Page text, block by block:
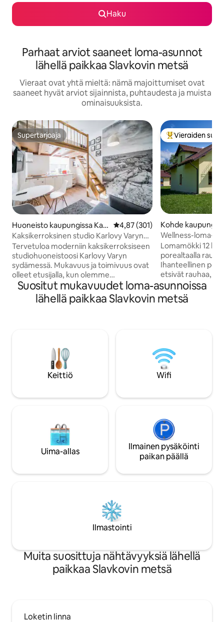
Haku
Parhaat arviot saaneet loma-asunnot
lähellä paikkaa Slavkovin metsä
Vieraat ovat yhtä mieltä: nämä majoittumiset ovat
saaneet hyvät arviot sijainnista, puhtaudesta ja muista
ominaisuuksista.
Supertarjoaja
Supertarjoaja
Huoneisto kaupungissa Karl
ovy Vary
Keskimääräinen arvio 4,87/5,
4,87 (301)
Kaksikerroksinen studio Karlovy Varyn
keskustassa
Tervetuloa moderniin kaksikerroksiseen
studiohuoneistoosi Karlovy Varyn
sydämessä. Mukavuus ja toimivuus ovat
olleet etusijalla, kun olemme
suunnitelleet kaksikerroksiset
huoneistomme. Niissä on tyylikäs
kaksikerroksinen pohjaratkaisu, joka luo
on täysin varustettu keittiö, mukava
makuutila, nopea Wi-Fi, älytelevisio
Netflixillä, Apple TV ja huolellisesti valitut
sisustuselementit, joiden ansiosta
Huoneistot sijaitsevat Karlovy Varyn
kahviloista, ravintoloista ja paikallisista
nähtävyyksistä. Ne tarjoavat kuitenkin
rauhallisen ja rentouttavan tilan, jossa voi
levätä kaupungin tutkimisen jälkeen.
kontaktittoman
täysin joustavasti. Tiimimme on aina
tavoitettavissa verkossa ja auttaa
mielellään suositusten, kysymysten tai
muiden asioiden suhteen, joita saatat
nämä tilat kiinnittäen huomiota
jokaiseen yksityiskohtaan, jotta
majoittumisesi olisi mukava, rentouttava
Vieraiden
Vieraiden
Kohde
e
Wellness-loma-
MRNULAND
Lomamökki 12
porealtaalla
Ihanteellinen
etsivät rauhaa,
elämyksiä. 4
täysin varusteltu
jossa on takka.
on
pallopelikenttä
rentoutumiseen.
tontilla talon
Suositut mukavuudet loma-asunnoissa
lähellä paikkaa Slavkovin metsä
Keittiö Wifi
Uima-allas
Ilmainen pysäköinti
paikan päällä
Ilmastointi
Muita suosittuja nähtävyyksiä lähellä
paikkaa Slavkovin metsä
Loketin linna